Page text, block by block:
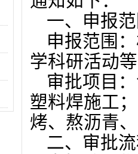
一、申报
申报范围
学科研活动
审批项目
塑料焊施工
烤、熬沥青
二、审批